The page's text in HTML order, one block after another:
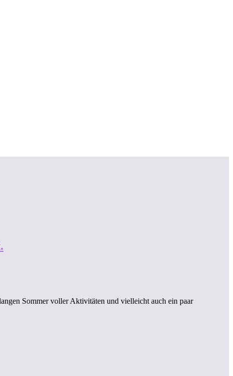
Sommer voller Aktivitäten und vielleicht auch ein paar